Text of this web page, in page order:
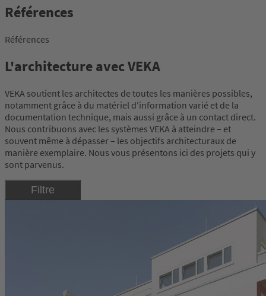
Références
Références
L'architecture avec VEKA
VEKA soutient les architectes de toutes les manières possibles,
notamment grâce à du matériel d'information varié et de la
documentation technique, mais aussi grâce à un contact direct.
Nous contribuons avec les systèmes VEKA à atteindre – et
souvent même à dépasser – les objectifs architecturaux de
manière exemplaire. Nous vous présentons ici des projets qui y
sont parvenus.
Filtre